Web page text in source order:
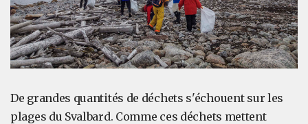
De grandes quantités de déchets s'échouent sur les
plages du Svalbard. Comme ces déchets mettent